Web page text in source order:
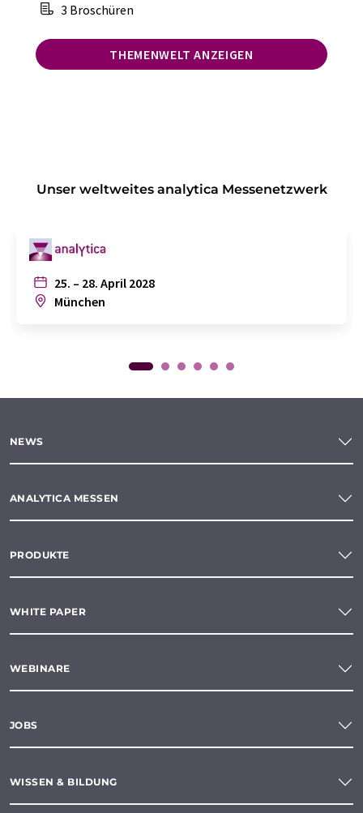
3 Broschüren
THEMENWELT ANZEIGEN
Unser weltweites analytica Messenetzwerk
25. – 28. April 2028
München
NEWS
ANALYTICA MESSEN
PRODUKTE
WHITE PAPER
WEBINARE
JOBS
WISSEN & BILDUNG